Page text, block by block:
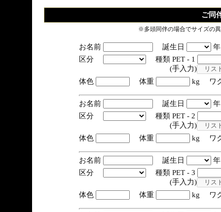
ご同
※多頭同伴の場合でサイズの
お名前 誕生日
区分
種類 PET - 1
(手入力)
体色
体重 kg ワ
お名前 誕生日
区分
種類 PET - 2
(手入力)
体色
体重 kg ワ
お名前 誕生日
区分
種類 PET - 3
(手入力)
体色
体重 kg ワ